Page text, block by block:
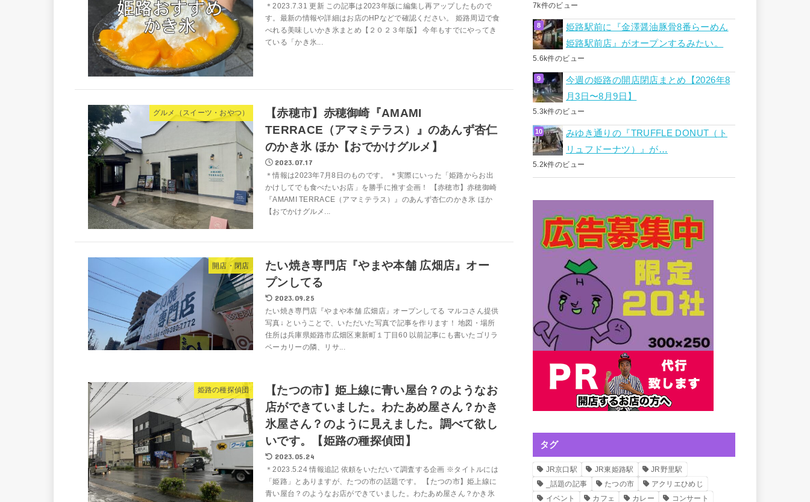
＊2023.7.31 更新 この記事は2023年版に編集し再アップしたもので
す。最新の情報や詳細はお店のHPなどで確認ください。 姫路周辺で食
べれる美味しいかき氷まとめ【２０２３年版】 今年もすでにやってき
ている「かき氷...
グルメ（スイーツ・おやつ）
【赤穂市】赤穂御崎『AMAMI
TERRACE（アマミテラス）』のあんず杏仁
のかき氷 ほか【おでかけグルメ】
2023.07.17
＊情報は2023年7月8日のものです。 ＊実際にいった「姫路からお出
かけしてでも食べたいお店」を勝手に推す企画！ 【赤穂市】赤穂御崎
『AMAMI TERRACE（アマミテラス）』のあんず杏仁のかき氷 ほか
【おでかけグルメ...
開店・閉店
たい焼き専門店『やまや本舗 広畑店』オー
プンしてる
2023.09.25
たい焼き専門店『やまや本舗 広畑店』オープンしてる マルコさん提供
写真↓ ということで、いただいた写真で記事を作ります！ 地図・場所
住所は兵庫県姫路市広畑区東新町１丁目60 以前記事にも書いたゴリラ
ベーカリーの隣、リサ...
姫路の種探偵団
【たつの市】姫上線に青い屋台？のようなお
店ができていました。わたあめ屋さん？かき
氷屋さん？のように見えました。調べて欲し
いです。【姫路の種探偵団】
2023.05.24
＊2023.5.24 情報追記 依頼をいただいて調査する企画 ※タイトルには
「姫路」とありますが、たつの市の話題です。 【たつの市】姫上線に
青い屋台？のようなお店ができていました。わたあめ屋さん？かき氷
7k件のビュー
姫路駅前に『金澤醤油豚骨8番らーめん
姫路駅前店』がオープンするみたい。
5.6k件のビュー
今週の姫路の開店閉店まとめ【2026年8
月3日〜8月9日】
5.3k件のビュー
みゆき通りの『TRUFFLE DONUT（ト
リュフドーナツ）』が…
5.2k件のビュー
タグ
JR京口駅 JR東姫路駅
JR野里駅
_話題の記事
たつの市
アクリエひめじ
イベント
カフェ カレー コンサート